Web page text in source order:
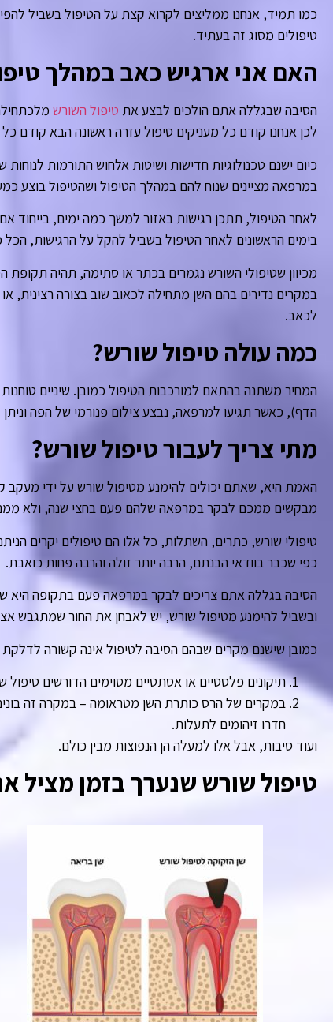
כמו תמיד, אנחנו ממליצים לקרוא קצת על הטיפול בשביל
טיפולים מסוג זה בעתיד.
האם אני ארגיש כאב במהלך
הסיבה שבגללה אתם הולכים לבצע את טיפול השורש
לכן אנחנו קודם כל מעניקים טיפול עזרה ראשונה הבא קודם
כיום ישנם טכנולוגיות חדישות ושיטות אלחוש התורמות
במרפאה מציינים שנוח להם במהלך הטיפול ושהטיפול בוצע
לאחר הטיפול, תתכן רגישות באזור למשך כמה ימים,
בימים הראשונים לאחר הטיפול בשביל להקל על הרגישות, הכל
מכיוון שטיפולי השורש נגמרים בכתר או סתימה, תהיה
במקרים נדירים בהם השן מתחילה לכאוב שוב בצורה
לכאב.
כמה עולה טיפול שורש?
המחיר משתנה בהתאם למורכבות הטיפול כמובן. שיניים טוחנות
הדף), כאשר תגיעו למרפאה, נבצע צילום פנורמי של הפה
מתי צריך לעבור טיפול שורש?
האמת היא, שאתם יכולים להימנע מטיפול שורש על ידי מעקב
מבקשים ממכם לבקר במרפאה שלהם פעם בחצי שנה, ולא
טיפולי שורש, כתרים, השתלות, כל אלו הם טיפולים יקרים
כפי שכבר בוודאי הבנתם, הרבה יותר זולה והרבה פחות כואבת.
הסיבה בגללה אתם צריכים לבקר במרפאה פעם בתקופה היא
ובשביל להימנע מטיפול שורש, יש לאבחן את החור שמתגבש
כמובן שישנם מקרים שבהם הסיבה לטיפול אינה קשורה
תיקונים פלסטיים או אסתטיים מסוימים הדורשים טיפול
במקרים של הרס כותרת השן מטראומה – במקרה זה
חדרו זיהומים לתעלות.
ועוד סיבות, אבל אלו למעלה הן הנפוצות מבין כולם.
טיפול שורש שנערך בזמן מציל